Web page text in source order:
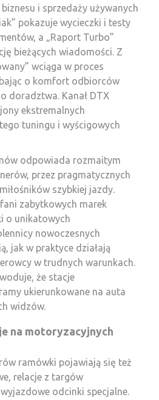
i sprzedaży używanych
pokazuje wycieczki i testy
a „Raport Turbo”
bieżących wiadomości. Z
wciąga w proces
o komfort odbiorców
doradztwa. Kanał DTX
ekstremalnych
tuningu i wyścigowych
odpowiada rozmaitym
przez pragmatycznych
szybkiej jazdy.
zabytkowych marek
o unikatowych
nowoczesnych
jak w praktyce działają
w trudnych warunkach.
że stacje
ukierunkowane na auta
widzów.
na motoryzacyjnych
ramówki pojawiają się też
relacje z targów
odcinki specjalne.